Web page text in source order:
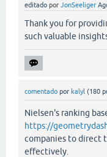
editado por JonSeeliger
Thank you for
such valuable
comentado por kalyl (180
Nielsen's ranking
https://
companies to direct
effectively.